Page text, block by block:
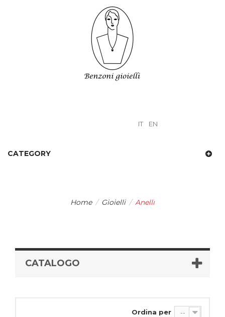
IT EN
CATEGORY
Home / Gioielli / Anelli
CATALOGO
Ordina per --